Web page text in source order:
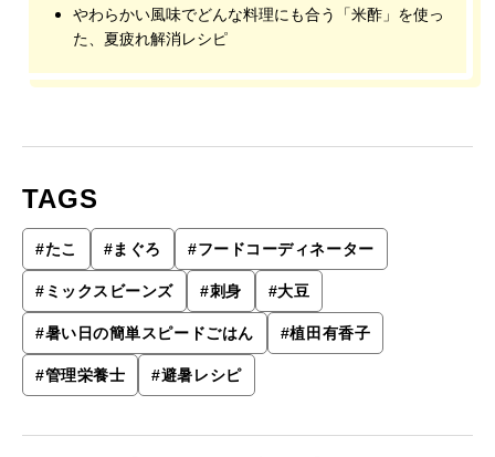
やわらかい風味でどんな料理にも合う「米酢」を使っ
た、夏疲れ解消レシピ
TAGS
#たこ #まぐろ #フードコーディネーター
# ミックスビーンズ #刺身 #大豆
#暑い日の簡単スピードごはん #植田有香子
#管理栄養士 #避暑レシピ